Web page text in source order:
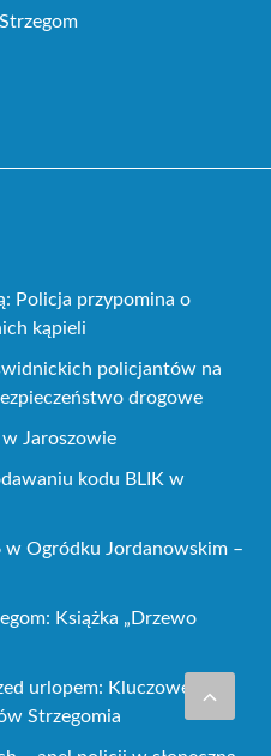
Policja przypomina o
kąpieli
policjantów na
drogowe
Jaroszowie
kodu BLIK w
w Ogródku Jordanowskim –
Książka „Drzewo
urlopem: Kluczowe
Strzegomia